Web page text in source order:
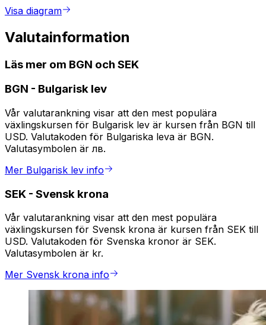
Visa diagram
Valutainformation
Läs mer om BGN och SEK
BGN - Bulgarisk lev
Vår valutarankning visar att den mest populära
växlingskursen för Bulgarisk lev är kursen från BGN till
USD. Valutakoden för Bulgariska leva är BGN.
Valutasymbolen är лв.
Mer Bulgarisk lev info
SEK - Svensk krona
Vår valutarankning visar att den mest populära
växlingskursen för Svensk krona är kursen från SEK till
USD. Valutakoden för Svenska kronor är SEK.
Valutasymbolen är kr.
Mer Svensk krona info